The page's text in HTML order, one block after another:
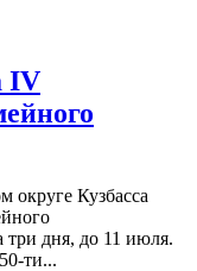
IV
округе Кузбасса
три дня, до 11 июля.
ти...